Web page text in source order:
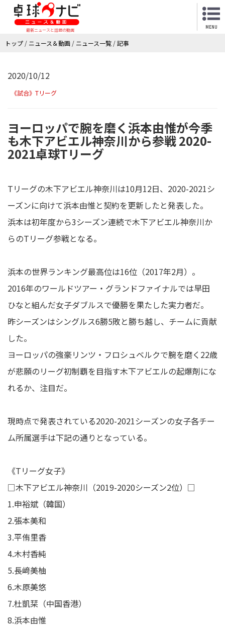
最新ニュースと話題の動画
MENU
トップ / ニュース＆動画 / ニュース一覧 /記事
2020/10/12
《試合》Tリーグ
ヨーロッパで腕を磨く浜本由惟が今季
も木下アビエル神奈川から参戦 2020-
2021卓球Tリーグ
Tリーグの木下アビエル神奈川は10月12日、2020-2021シ
ーズンに向けて浜本由惟と契約を更新したと発表した。
浜本は初年度から3シーズン連続で木下アビエル神奈川か
らのTリーグ参戦となる。
浜本の世界ランキング最高位は16位（2017年2月）。
2016年のワールドツアー・グランドファイナルでは早田
ひなと組んだ女子ダブルスで優勝を果たした実力者だ。
昨シーズンはシングルス6勝5敗と勝ち越し、チームに貢献
した。
ヨーロッパの強豪リンツ・フロシュベルクで腕を磨く22歳
が悲願のリーグ初制覇を目指す木下アビエルの起爆剤にな
れるか、注目だ。
現時点で発表されている2020-2021シーズンの女子各チー
ム所属選手は下記の通りとなっている。
《Tリーグ女子》
□木下アビエル神奈川（2019-2020シーズン2位）□
1.申裕斌（韓国）
2.張本美和
3.平侑里香
4.木村香純
5.長﨑美柚
6.木原美悠
7.杜凱栞（中国香港）
8.浜本由惟